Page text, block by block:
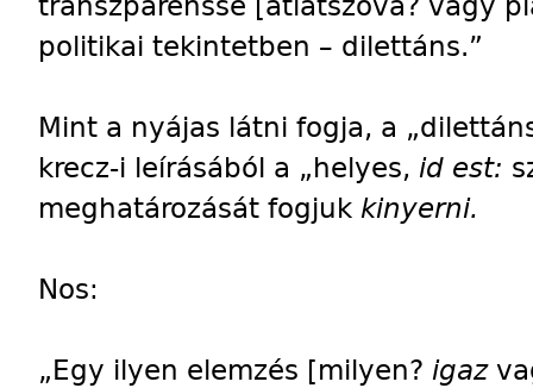
politikai tekintetben – dilettáns.”
Mint a nyájas látni fogja, a
krecz-i leírásából a „helyes, id est:
meghatározását fogjuk kinyerni.
Nos:
„Egy ilyen elemzés [milyen? igaz